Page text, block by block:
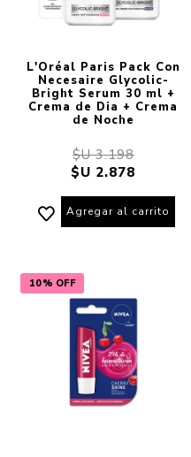
L'Oréal Paris Pack Con
Necesaire Glycolic-
Bright Serum 30 ml +
Crema de Dia + Crema
de Noche
$U 3.198
$U 2.878
Agregar al carrito
10% OFF